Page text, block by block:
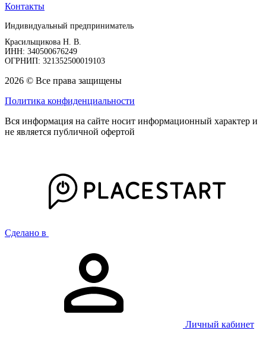
Контакты
Индивидуальный предприниматель
Красильщикова Н. В.
ИНН: 340500676249
ОГРНИП: 321352500019103
2026 © Все права защищены
Политика конфиденциальности
Вся информация на сайте носит информационный характер и
не является публичной офертой
Сделано в
Личный кабинет